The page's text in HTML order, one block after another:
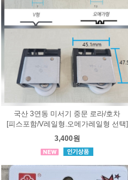
국산 3연동 미서기 중문 로라/호차
[피스포함/V레일형.오메가레일형 선택]
3,400원